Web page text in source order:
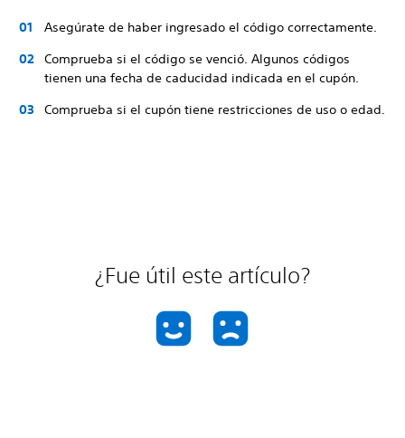
Asegúrate de haber ingresado el código correctamente.
Comprueba si el código se venció. Algunos códigos
tienen una fecha de caducidad indicada en el cupón.
Comprueba si el cupón tiene restricciones de uso o edad.
¿Fue útil este artículo?